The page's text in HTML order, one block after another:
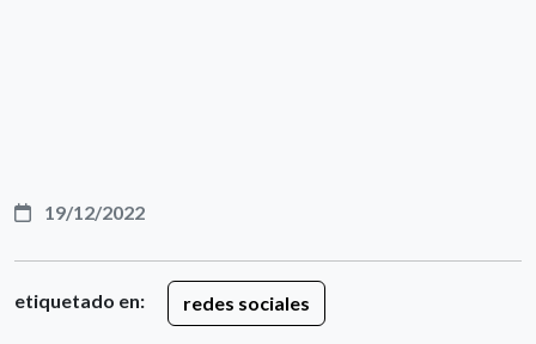
19/12/2022
etiquetado en: redes sociales